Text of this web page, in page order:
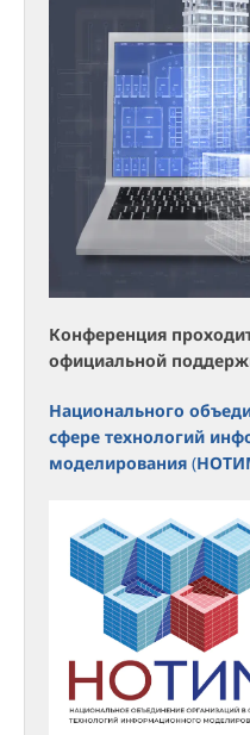
Конференция
официальной
Национального
сфере технологий
моделирования (